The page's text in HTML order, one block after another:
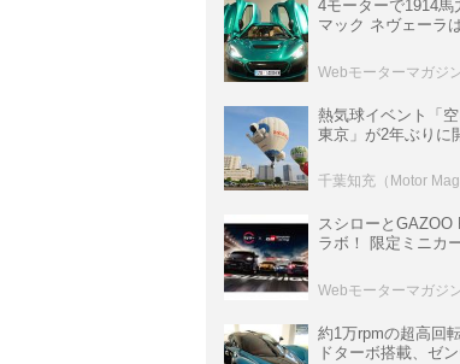
4モーターで1914馬
マック ネヴェーラ
ロニクル・完全版
Webモーターマガジ
熱気球イベント「
東京」が2年ぶりに
室などのコンテンツ
スシローとGAZOO
ラボ！ 限定ミニカ
ト体験があたる抽選
開
Webモーターマガジ
約1万rpmの超高回
ドターボ搭載、ゼ